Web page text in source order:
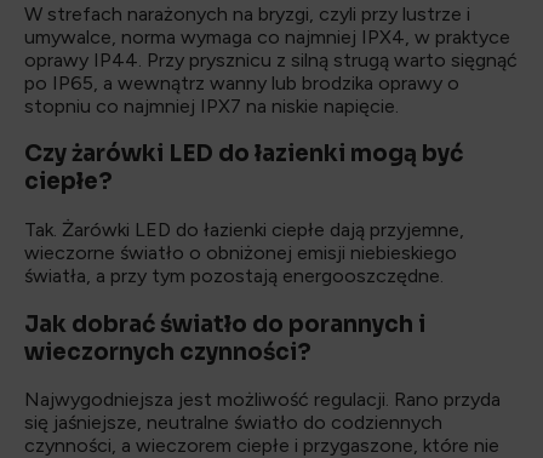
W strefach narażonych na bryzgi, czyli przy lustrze i
umywalce, norma wymaga co najmniej IPX4, w praktyce
oprawy IP44. Przy prysznicu z silną strugą warto sięgnąć
po IP65, a wewnątrz wanny lub brodzika oprawy o
stopniu co najmniej IPX7 na niskie napięcie.
Czy żarówki LED do łazienki mogą być
ciepłe?
Tak. Żarówki LED do łazienki ciepłe dają przyjemne,
wieczorne światło o obniżonej emisji niebieskiego
światła, a przy tym pozostają energooszczędne.
Jak dobrać światło do porannych i
wieczornych czynności?
Najwygodniejsza jest możliwość regulacji. Rano przyda
się jaśniejsze, neutralne światło do codziennych
czynności, a wieczorem ciepłe i przygaszone, które nie